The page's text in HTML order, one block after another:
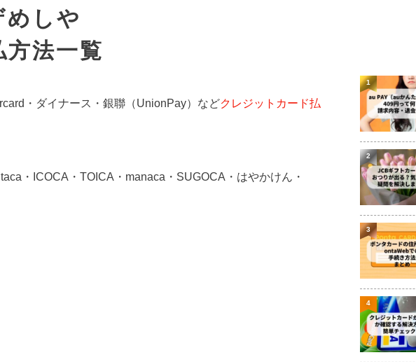
めしや
方法一覧
・ダイナース・銀聯（UnionPay）などクレジットカード払
・ICOCA・TOICA・manaca・SUGOCA・はやかけん・
1
2
3
4